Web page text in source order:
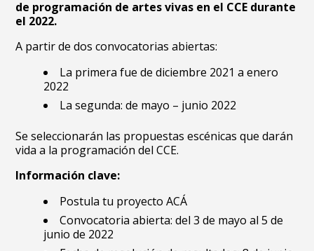
de programación de artes vivas en el CCE durante
el 2022.
A partir de dos convocatorias abiertas:
La primera fue de diciembre 2021 a enero
2022
La segunda: de mayo – junio 2022
Se seleccionarán las propuestas escénicas que darán
vida a la programación del CCE.
Información clave:
Postula tu proyecto ACÁ
Convocatoria abierta: del 3 de mayo al 5 de
junio de 2022